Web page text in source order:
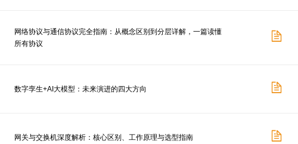
网络协议与通信协议完全指南：从概念区别到分层详解，一篇读懂
所有协议
数字孪生+AI大模型：未来演进的四大方向
网关与交换机深度解析：核心区别、工作原理与选型指南